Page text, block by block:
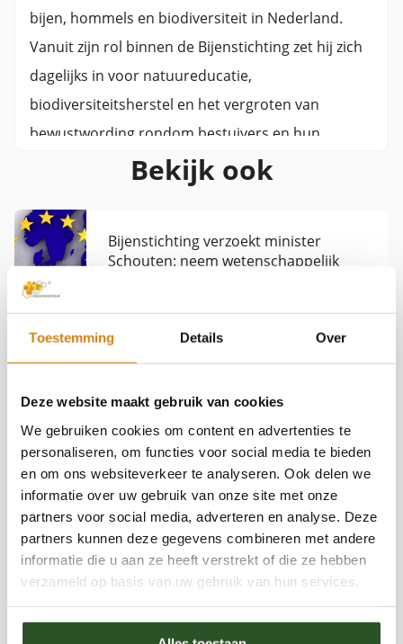
Toestemming Details Over
Deze website maakt gebruik van cookies
We gebruiken cookies om content en advertenties te
personaliseren, om functies voor social media te bieden
en om ons websiteverkeer te analyseren. Ook delen we
informatie over uw gebruik van onze site met onze
partners voor social media, adverteren en analyse. Deze
partners kunnen deze gegevens combineren met andere
informatie die u aan ze heeft verstrekt of die ze hebben
verzameld op basis van uw gebruik van hun services.
bijen, hommels en biodiversiteit in Nederland.
Vanuit zijn rol binnen de Bijenstichting zet hij zich
dagelijks in voor natuureducatie,
biodiversiteitsherstel en het vergroten van
bewustwording rondom bestuivers en hun
leefomgeving.Met een achtergrond in biologie,
plantenbiotechnologie en groenbeheer
combineert Jaap praktische natuurkennis met
jarenlange ervaring in educatie, onderzoek en
organisatieontwikkeling. Eerder vervulde hij
plantenveredeling en laboratoriumonderzoek,
waarbij natuurbeheer, biodiversiteit en duurzame
ontwikkeling centraal stonden.Als auteur deelt
Jaap toegankelijke en inhoudelijke kennis over
wilde bijen, hommels, biodiversiteit,
natuurinclusief tuinieren en het belang van
bestuivers voor onze voedselvoorziening en
ecosystemen. Daarnaast verzorgt hij regelmatig
lezingen, workshops en excursies over bijen en
natuurbeleving.Met zijn blogs wil Jaap mensen
inspireren om bewuster om te gaan met natuur
Bekijk ook
Bijenstichting verzoekt minister
Schouten: neem wetenschappelijk
Reacties
Categorieën
Opinie
Nieuwsberichten